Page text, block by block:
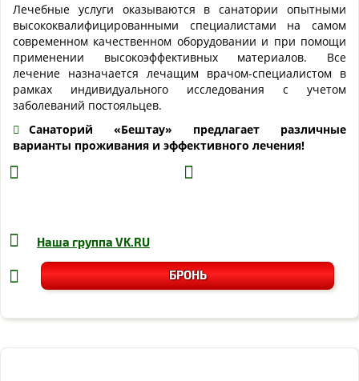
Лечебные услуги оказываются в санатории опытными
высококвалифицированными специалистами на самом
современном качественном оборудовании и при помощи
применении высокоэффективных материалов. Все
лечение назначается лечащим врачом-специалистом в
рамках индивидуального исследования с учетом
заболеваний постояльцев.
Санаторий «Бештау» предлагает различные
варианты проживания и эффективного лечения!
Наша группа VK.RU
БРОНЬ